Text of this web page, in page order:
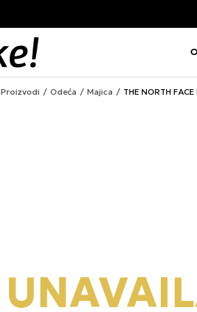
Proizvodi Odeća Majica THE NORTH